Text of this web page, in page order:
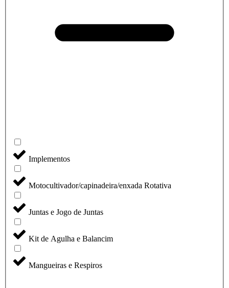
Implementos
Motocultivador/capinadeira/enxada Rotativa
Juntas e Jogo de Juntas
Kit de Agulha e Balancim
Mangueiras e Respiros